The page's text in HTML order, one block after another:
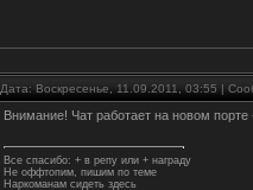
Дата: Воскресенье, 11.09.2011, 03:55 |
Внимание! Чат работает на новом
Все спасибо: + в репу или + награду
Не оффтопим, пишим по теме
Наркоманам сидеть здесь